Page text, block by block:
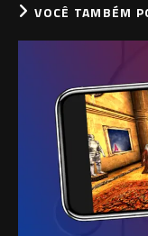
VOCÊ TAMBÉM